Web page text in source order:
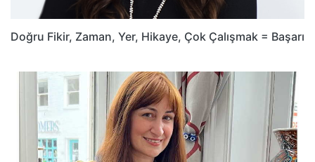
Doğru Fikir, Zaman, Yer, Hikaye, Çok Çalışmak = Başarı